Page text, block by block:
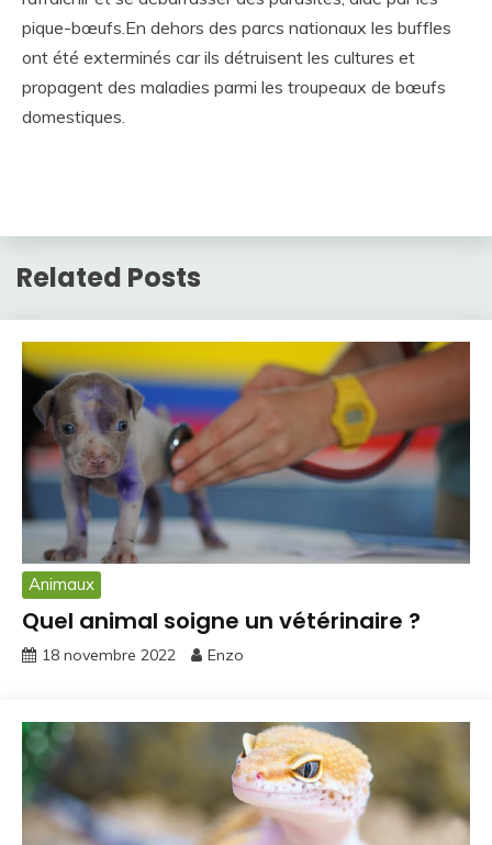
pique-bœufs.En dehors des parcs nationaux les buffles
ont été exterminés car ils détruisent les cultures et
propagent des maladies parmi les troupeaux de bœufs
domestiques.
Related Posts
Animaux
Quel animal soigne un vétérinaire ?
18 novembre 2022 Enzo